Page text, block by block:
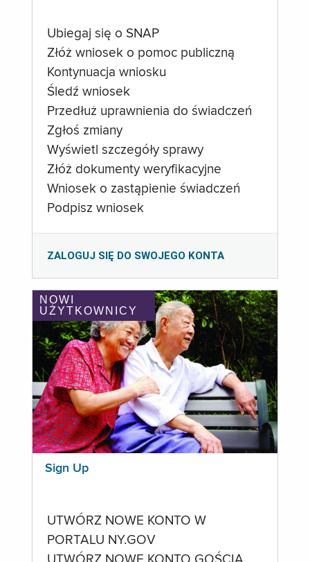
Ubiegaj się o SNAP
Złóż wniosek o pomoc publiczną
Kontynuacja wniosku
Śledź wniosek
Przedłuż uprawnienia do świadczeń
Zgłoś zmiany
Wyświetl szczegóły sprawy
Złóż dokumenty weryfikacyjne
Wniosek o zastąpienie świadczeń
Podpisz wniosek
ZALOGUJ SIĘ DO SWOJEGO KONTA
NOWI
UŻYTKOWNICY
Sign Up
UTWÓRZ NOWE KONTO W
PORTALU NY.GOV